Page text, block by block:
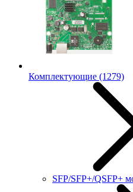
Комплектующие (1279)
SFP/SFP+/QSFP+